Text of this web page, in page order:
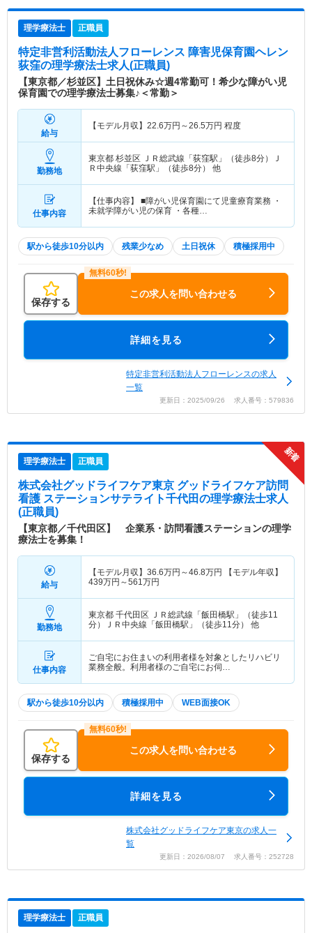
理学療法士 正職員
特定非営利活動法人フローレンス 障害児保育園ヘレン
荻窪の理学療法士求人(正職員)
【東京都／杉並区】土日祝休み☆週4常勤可！希少な障がい児
保育園での理学療法士募集♪＜常勤＞
給与
【モデル月収】 22.6万円～26.5万円 程度
勤務地
東京都 杉並区 ＪＲ総武線「荻窪駅」（徒歩8分）Ｊ
Ｒ中央線「荻窪駅」（徒歩8分） 他
仕事内容
【仕事内容】 ■障がい児保育園にて児童療育業務 ・
未就学障がい児の保育 ・各種…
駅から徒歩10分以内 残業少なめ 土日祝休 積極採用中
保存する
この求人を問い合わせる
詳細を見る
特定非営利活動法人フローレンスの求人
一覧
更新日：2025/09/26 求人番号：579836
理学療法士 正職員
株式会社グッドライフケア東京 グッドライフケア訪問
看護 ステーションサテライト千代田の理学療法士求人
(正職員)
【東京都／千代田区】 企業系・訪問看護ステーションの理学
療法士を募集！
給与
【モデル月収】 36.6万円～46.8万円
【モデル年収】
439万円～561万円
勤務地
東京都 千代田区 ＪＲ総武線「飯田橋駅」（徒歩11
分）ＪＲ中央線「飯田橋駅」（徒歩11分） 他
仕事内容
ご自宅にお住まいの利用者様を対象としたリハビリ
業務全般。利用者様のご自宅にお伺…
駅から徒歩10分以内 積極採用中 WEB面接OK
保存する
この求人を問い合わせる
詳細を見る
株式会社グッドライフケア東京の求人一
覧
更新日：2026/08/07 求人番号：252728
理学療法士 正職員